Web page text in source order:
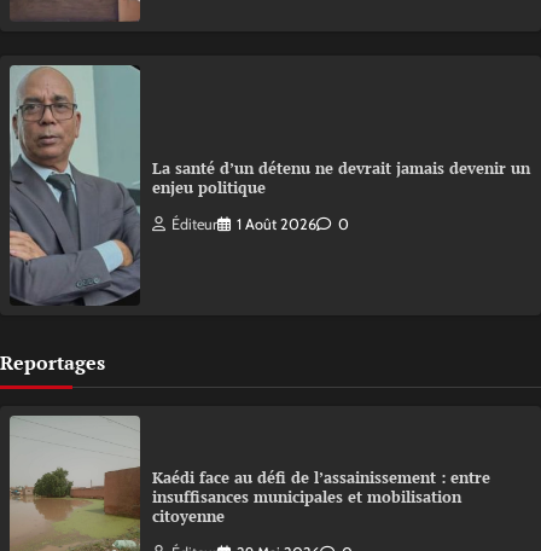
La santé d’un détenu ne devrait jamais devenir un
enjeu politique
Éditeur 1 Août 2026 0
Reportages
Kaédi face au défi de l’assainissement : entre
insuffisances municipales et mobilisation
citoyenne